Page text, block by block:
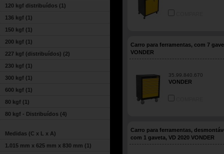
120 kgf distribuídos (1)
136 kgf (1)
150 kgf (1)
200 kgf (1)
227 kgf (distribuídos) (2)
230 kgf (1)
300 kgf (1)
600 kgf (1)
80 kgf (1)
80 kgf - Distribuídos (4)
Medidas (C x L x A)
1.015 mm x 625 mm x 830 mm (1)
Carro para ferramentas, com 7
VONDER
35.99.840.670
VONDER
Carro para ferramentas,
com 1 gaveta, VD 2020 VONDER